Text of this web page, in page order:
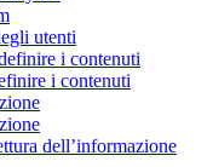
utenti
i contenuti
i contenuti
dell’informazione